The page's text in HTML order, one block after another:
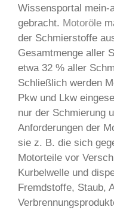
Wissensportal mein-
gebracht. Motoröle
der Schmierstoffe
Gesamtmenge aller
etwa 32 % aller
Schließlich werden
Pkw und Lkw
nur der Schmierung
Anforderungen der
sie z. B. die sich
Motorteile vor
Kurbelwelle und
Fremdstoffe, Staub,